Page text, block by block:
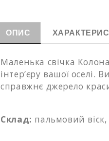
ОПИС
Маленька свічка
інтер’єру вашої оселі.
справжнє джерело
Склад: пальмовий